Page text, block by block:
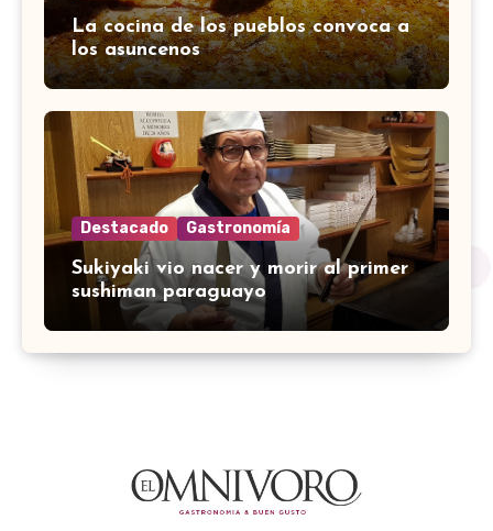
La cocina de los pueblos convoca a
los asuncenos
Destacado Gastronomía
Sukiyaki vio nacer y morir al primer
sushiman paraguayo